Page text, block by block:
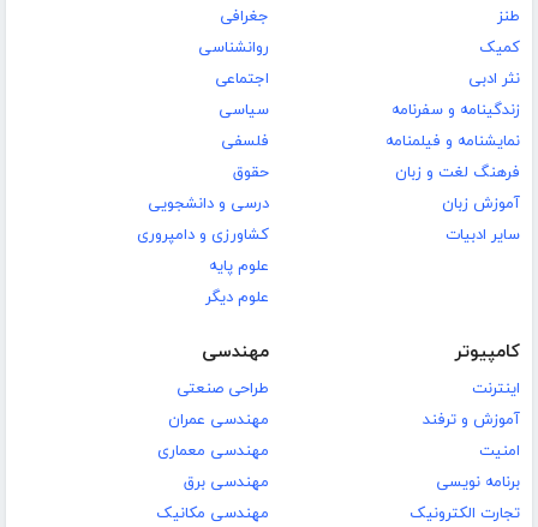
طنز
کمیک
نثر ادبی
زندگینامه و سفرنامه
نمایشنامه و فیلمنامه
فرهنگ لغت و زبان
آموزش زبان
سایر ادبیات
جغرافی
روانشناسی
اجتماعی
سیاسی
فلسفی
حقوق
درسی و دانشجویی
کشاورزی و دامپروری
علوم پایه
علوم دیگر
کامپیوتر
اینترنت
آموزش و ترفند
امنیت
برنامه نویسی
تجارت الکترونیک
مهندسی
طراحی صنعتی
مهندسی عمران
مهندسی معماری
مهندسی برق
مهندسی مکانیک